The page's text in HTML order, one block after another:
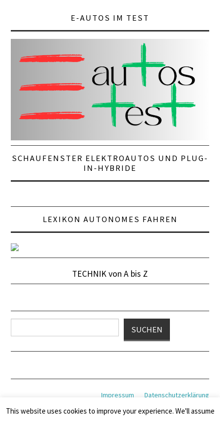
E-AUTOS IM TEST
SCHAUFENSTER ELEKTROAUTOS UND PLUG-
IN-HYBRIDE
LEXIKON AUTONOMES FAHREN
TECHNIK von A bis Z
SUCHEN
Datenschutzerklärung
Impressum
This website uses cookies to improve your experience. We'll assume